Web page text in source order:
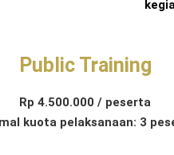
Public Training
Rp 4.500.000 / peserta
kuota pelaksanaan: 3